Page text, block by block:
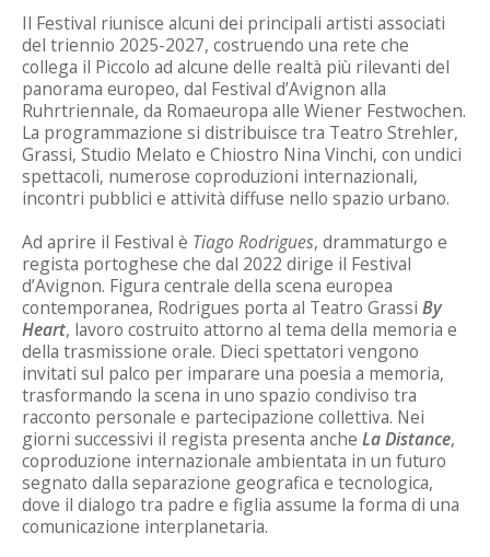
Il Festival riunisce alcuni dei principali artisti associati
del triennio 2025-2027, costruendo una rete che
collega il Piccolo ad alcune delle realtà più rilevanti del
panorama europeo, dal Festival d’Avignon alla
Ruhrtriennale, da Romaeuropa alle Wiener Festwochen.
La programmazione si distribuisce tra Teatro Strehler,
Grassi, Studio Melato e Chiostro Nina Vinchi, con undici
spettacoli, numerose coproduzioni internazionali,
incontri pubblici e attività diffuse nello spazio urbano.
Ad aprire il Festival è Tiago Rodrigues, drammaturgo e
regista portoghese che dal 2022 dirige il Festival
d’Avignon. Figura centrale della scena europea
contemporanea, Rodrigues porta al Teatro Grassi By
Heart, lavoro costruito attorno al tema della memoria e
della trasmissione orale. Dieci spettatori vengono
invitati sul palco per imparare una poesia a memoria,
trasformando la scena in uno spazio condiviso tra
racconto personale e partecipazione collettiva. Nei
giorni successivi il regista presenta anche La Distance,
coproduzione internazionale ambientata in un futuro
segnato dalla separazione geografica e tecnologica,
dove il dialogo tra padre e figlia assume la forma di una
comunicazione interplanetaria.